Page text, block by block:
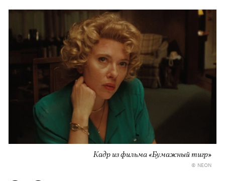
Кадр из фильма «Бумажный тигр»
© NEON